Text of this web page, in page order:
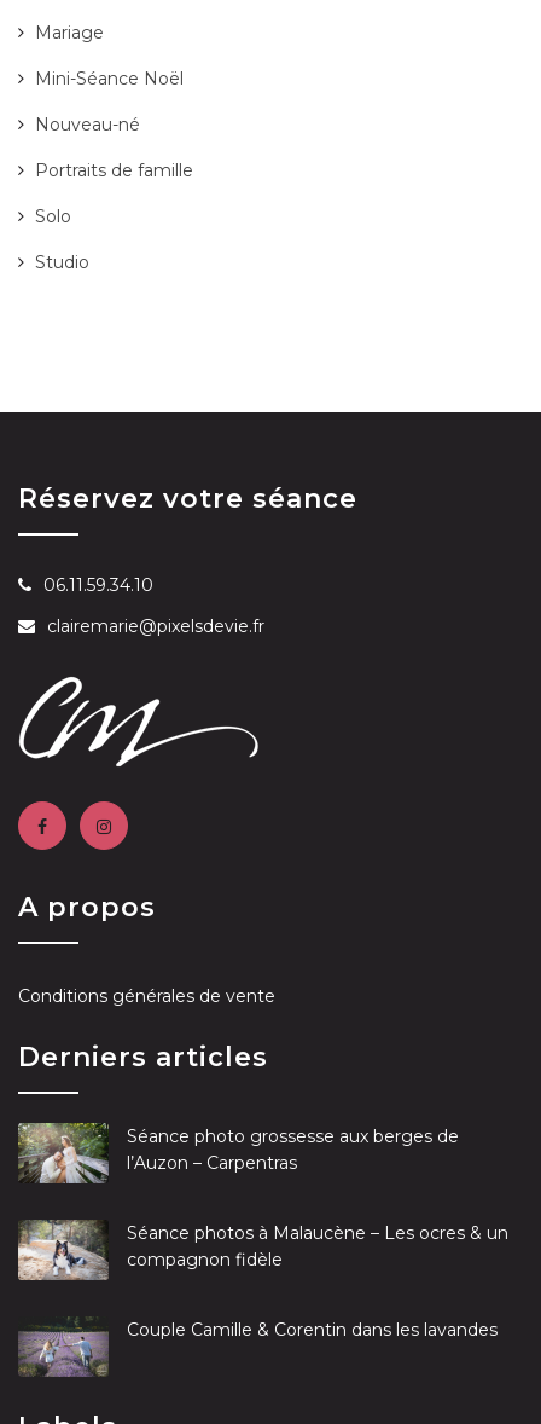
Mariage
Mini-Séance Noël
Nouveau-né
Portraits de famille
Solo
Studio
Réservez votre séance
06.11.59.34.10
clairemarie@pixelsdevie.fr
A propos
Conditions générales de vente
Derniers articles
Séance photo grossesse aux berges de
l’Auzon – Carpentras
Séance photos à Malaucène – Les ocres & un
compagnon fidèle
Couple Camille & Corentin dans les lavandes